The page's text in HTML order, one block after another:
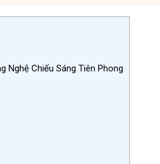
Nghệ Chiếu Sáng Tiên Phong